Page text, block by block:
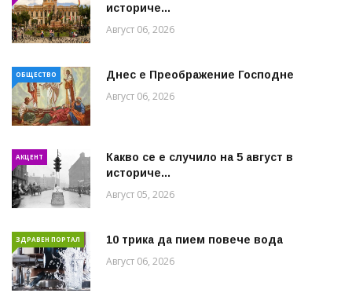
историче...
Август 06, 2026
ОБЩЕСТВО Днес е Преображение Господне
Август 06, 2026
АКЦЕНТ
Какво се е случило на 5 август в
историче...
Август 05, 2026
ЗДРАВЕН ПОРТАЛ 10 трика да пием повече вода
Август 06, 2026